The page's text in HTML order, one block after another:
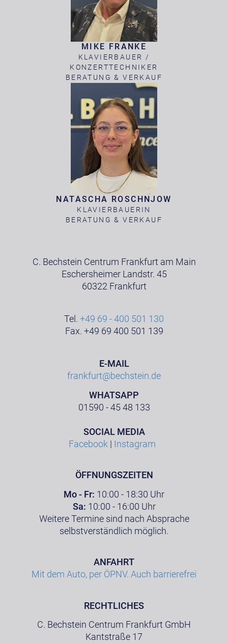
MIKE FRANKE
KLAVIERBAUER /
KONZERTTECHNIKER
BERATUNG & VERKAUF
NATASCHA ROSCHNJOW
KLAVIERBAUERIN
BERATUNG & VERKAUF
C. Bechstein Centrum Frankfurt am Main
Eschersheimer Landstr. 45
60322 Frankfurt
Tel. +49 69 - 400 501 130
Fax. +49 69 400 501 139
E-MAIL
frankfurt@bechstein.de
WHATSAPP
01590 - 45 48 133
SOCIAL MEDIA
Facebook | Instagram
ÖFFNUNGSZEITEN
Mo - Fr: 10:00 - 18:30 Uhr
Sa: 10:00 - 16:00 Uhr
Weitere Termine sind nach Absprache
selbstverständlich möglich.
ANFAHRT
Mit dem Auto, per ÖPNV. Auch barrierefrei
RECHTLICHES
C. Bechstein Centrum Frankfurt GmbH
Kantstraße 17